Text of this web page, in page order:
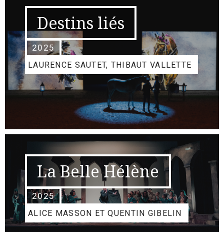
Destins liés
2025
LAURENCE SAUTET, THIBAUT VALLETTE
La Belle Hélène
2025
ALICE MASSON ET QUENTIN GIBELIN